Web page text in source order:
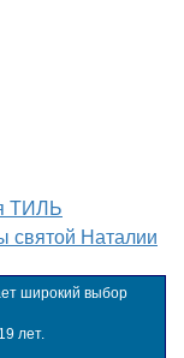
ТИЛЬ
святой Наталии
широкий выбор
лет.